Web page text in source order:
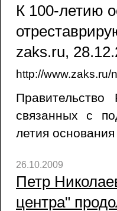
К 100-летию
zaks.ru,
http://www.zaks.ru/
связанных с
летия
26.10.2009
Петр
центра"